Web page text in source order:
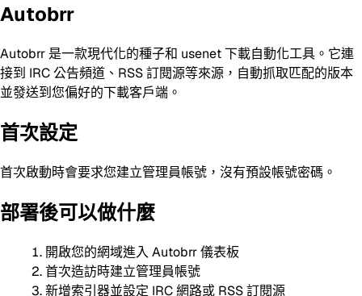
Autobrr
Autobrr 是一款現代化的種子和 usenet 下載自動化工具。它連
接到 IRC 公告頻道、RSS 訂閱源等來源，自動抓取匹配的版本
並發送到您偏好的下載客戶端。
首次設定
首次啟動時會要求您建立管理員帳號，沒有預設帳號密碼。
部署後可以做什麼
開啟您的網域進入 Autobrr 儀表板
首次造訪時建立管理員帳號
新增索引器並設定 IRC 網路或 RSS 訂閱源